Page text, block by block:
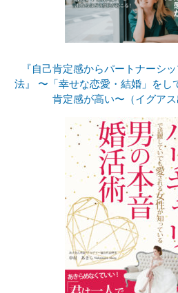
『自己肯定感からパートナーシ
法』 〜「幸せな恋愛・結婚」をし
肯定感が高い〜（イグアス